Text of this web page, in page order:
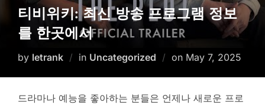
티비위키: 최신 방송 프로그램 정보
를 한곳에서
by letrank in Uncategorized on Posted
May 7, 2025
드라마나 예능을 좋아하는 분들은 언제나 새로운 프로